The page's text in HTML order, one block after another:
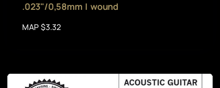
.023"/0,58mm | wound
MAP $3.32